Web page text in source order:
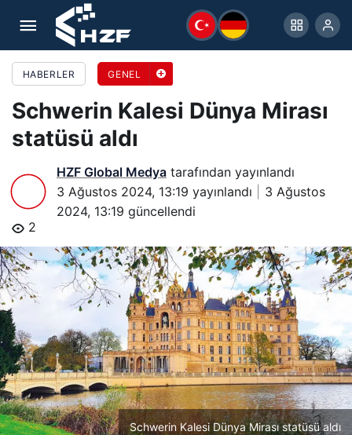
HABERLER GENEL
Schwerin Kalesi Dünya Mirası
statüsü aldı
HZF Global Medya tarafından yayınlandı
3 Ağustos 2024, 13:19 yayınlandı
3 Ağustos
2024, 13:19 güncellendi
2
Schwerin Kalesi Dünya Mirası statüsü aldı
Schwerin Kalesi Dünya Mirası statüsü aldı